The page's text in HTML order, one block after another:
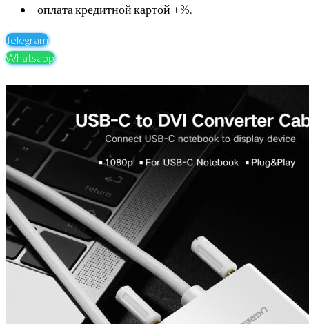
-оплата кредитной картой +%.
Telegram
Whatsapp